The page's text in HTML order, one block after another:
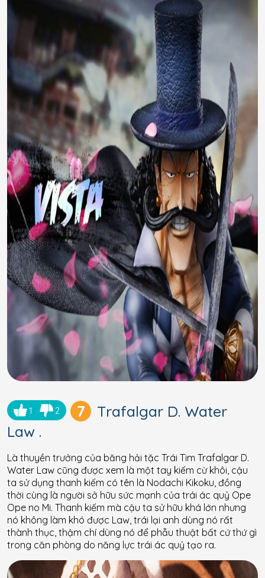
1 2 7
Trafalgar D. Water
Law .
Là thuyền trưởng của băng hải tặc Trái Tim Trafalgar D.
Water Law cũng được xem là một tay kiếm cừ khôi, cậu
ta sử dụng thanh kiếm có tên là Nodachi Kikoku, đồng
thời cùng là người sở hữu sức mạnh của trái ác quỷ Ope
Ope no Mi. Thanh kiếm mà cậu ta sử hữu khá lớn nhưng
nó không làm khó được Law, trái lại anh dùng nó rất
thành thục, thậm chí dùng nó để phẫu thuật bất cứ thứ gì
trong căn phòng do năng lực trái ác quỷ tạo ra.